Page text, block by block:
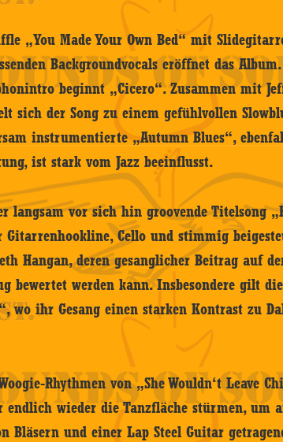
„You Made Your Own Bed“ mit
Backgroundvocals eröffnet das
beginnt „Cicero“. Zusammen mit
sich der Song zu einem gefühlvollen
instrumentierte „Autumn Blues“,
ist stark vom Jazz beeinflusst.
langsam vor sich hin groovende Titelsong
Cello und stimmig
Hangan, deren gesanglicher Beitrag auf
bewertet werden kann. Insbesondere gilt
wo ihr Gesang einen starken Kontrast zu
Rhythmen von „She Wouldn‘t Leave
endlich wieder die Tanzfläche stürmen, um
Bläsern und einer Lap Steel Guitar